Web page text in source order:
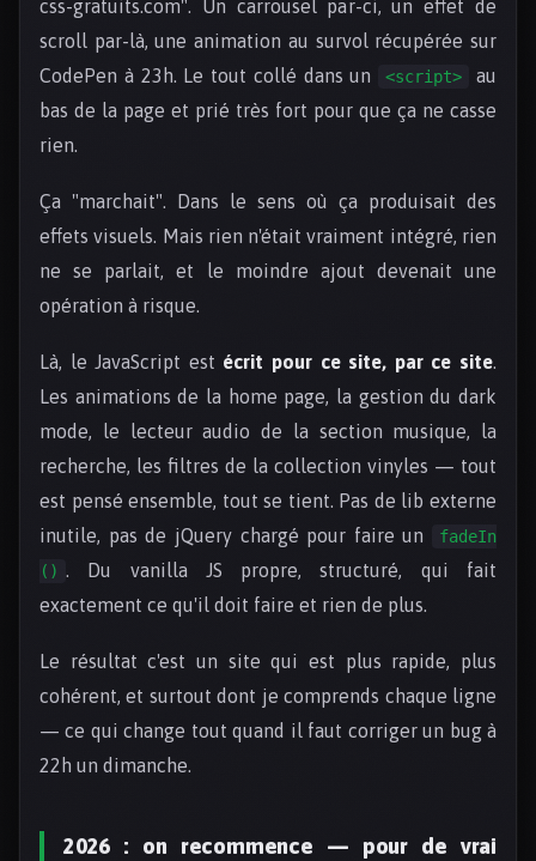
css-gratuits.com". Un carrousel par-ci, un effet de
scroll par-là, une animation au survol récupérée sur
CodePen à 23h. Le tout collé dans un
<script>
au
bas de la page et prié très fort pour que ça ne casse
rien.
Ça "marchait". Dans le sens où ça produisait des
effets visuels. Mais rien n'était vraiment intégré, rien
ne se parlait, et le moindre ajout devenait une
opération à risque.
Là, le JavaScript est écrit pour ce site, par ce site.
Les animations de la home page, la gestion du dark
mode, le lecteur audio de la section musique, la
recherche, les filtres de la collection vinyles — tout
est pensé ensemble, tout se tient. Pas de lib externe
inutile, pas de jQuery chargé pour faire un
fadeIn
() . Du vanilla JS propre, structuré, qui fait
exactement ce qu'il doit faire et rien de plus.
Le résultat c'est un site qui est plus rapide, plus
cohérent, et surtout dont je comprends chaque ligne
— ce qui change tout quand il faut corriger un bug à
22h un dimanche.
2026 : on recommence — pour de vrai